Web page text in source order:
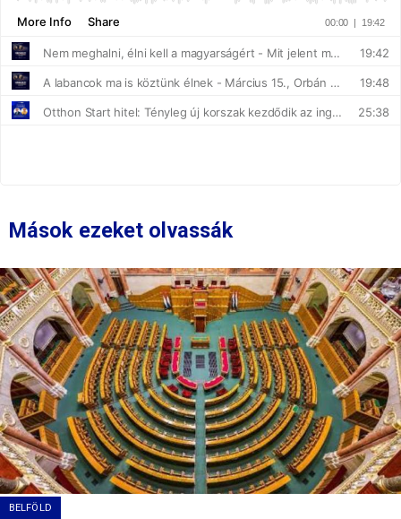
Mások ezeket olvassák
BELFÖLD